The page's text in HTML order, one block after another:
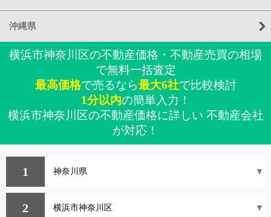
沖縄県
横浜市神奈川区の不動産価格・不動産売買の相場
で無料一括査定
最高価格で売るなら最大6社で比較検討
1分以内の簡単入力！
横浜市神奈川区の不動産価格に詳しい 不動産会社
が対応！
1
2